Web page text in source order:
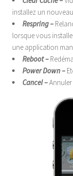
installez un
Respring –
lorsque vous
une application
Reboot –
Power Down –
Cancel –